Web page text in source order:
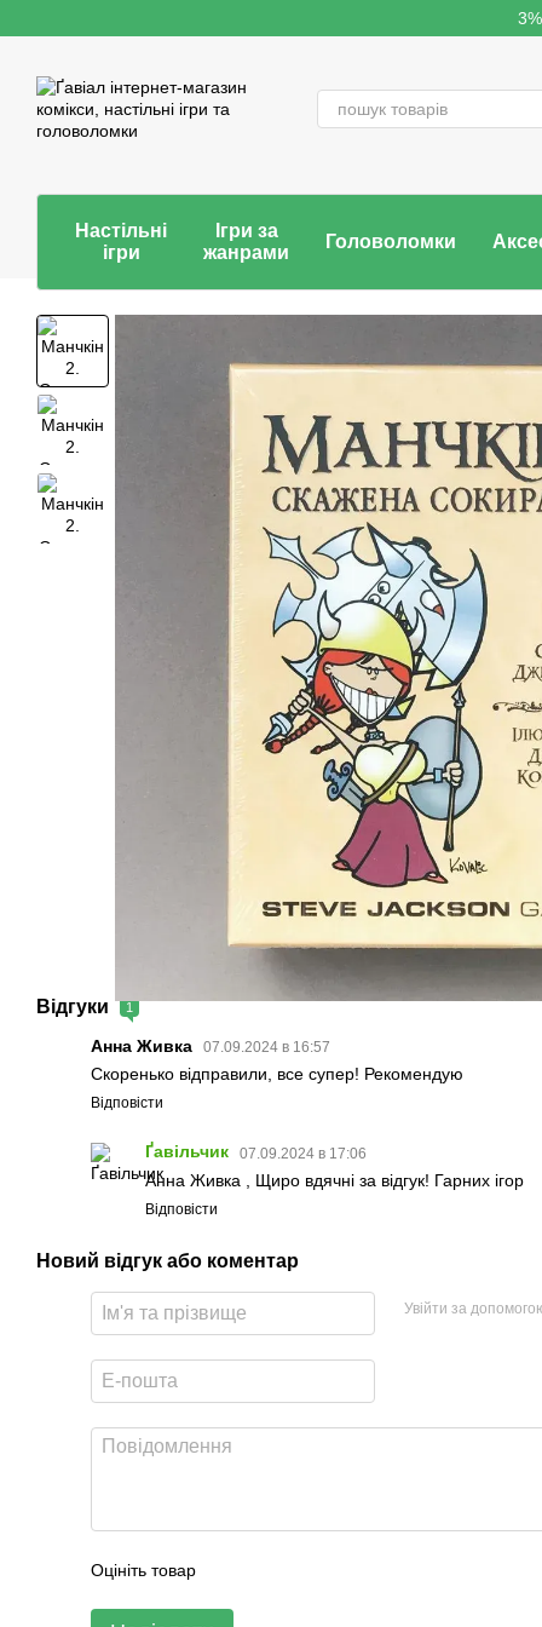
Настільні
ігри
Ігри за
жанрами
Головоломки
Відгуки 1
Анна Живка 07.09.2024 в 16:57
Скоренько відправили, все супер! Рекомендую
Відповісти
Ґавільчик 07.09.2024 в 17:06
Анна Живка , Щиро вдячні за відгук! Гарних ігор
Відповісти
Новий відгук або коментар
Увійти за
Оцініть товар